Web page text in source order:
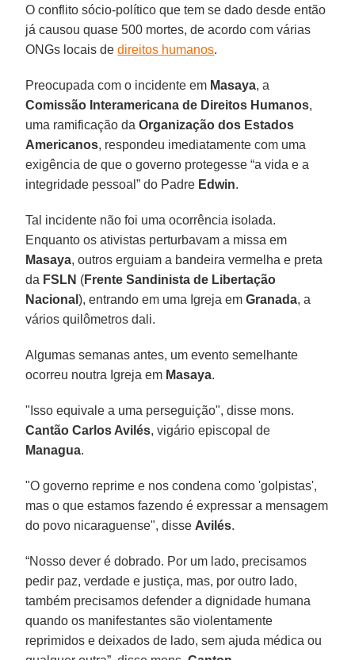
O conflito sócio-político que tem se dado desde então
já causou quase 500 mortes, de acordo com várias
ONGs locais dedireitos humanos.
Preocupada com o incidente em Masaya, a
Comissão Interamericana de Direitos Humanos,
uma ramificação daOrganização dos Estados
Americanos, respondeu imediatamente com uma
exigência de que o governo protegesse “a vida e a
integridade pessoal” do Padre Edwin.
Tal incidente não foi uma ocorrência isolada.
Enquanto os ativistas perturbavam a missa em
Masaya, outros erguiam a bandeira vermelha e preta
da FSLN (Frente Sandinista de Libertação
Nacional), entrando em uma Igreja emGranada, a
vários quilômetros dali.
Algumas semanas antes, um evento semelhante
ocorreu noutra Igreja em Masaya.
"Isso equivale a uma perseguição", disse mons.
Cantão Carlos Avilés, vigário episcopal de
Managua.
"O governo reprime e nos condena como 'golpistas',
mas o que estamos fazendo é expressar a mensagem
do povo nicaraguense", disse Avilés.
“Nosso dever é dobrado. Por um lado, precisamos
pedir paz, verdade e justiça, mas, por outro lado,
também precisamos defender a dignidade humana
quando os manifestantes são violentamente
reprimidos e deixados de lado, sem ajuda médica ou